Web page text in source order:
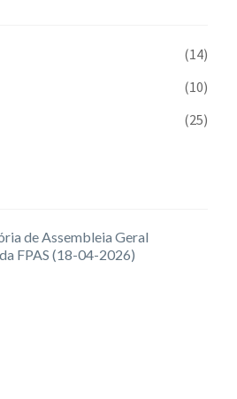
(14)
(10)
(25)
de Assembleia Geral
FPAS (18-04-2026)